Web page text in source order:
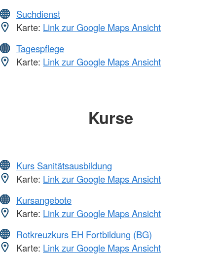
Suchdienst
Karte: Link zur Google Maps Ansicht
Tagespflege
Karte: Link zur Google Maps Ansicht
Kurse
Kurs Sanitätsausbildung
Karte: Link zur Google Maps Ansicht
Kursangebote
Karte: Link zur Google Maps Ansicht
Rotkreuzkurs EH Fortbildung (BG)
Karte: Link zur Google Maps Ansicht